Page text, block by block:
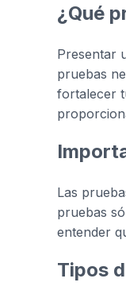
¿Qué
Presentar
pruebas
fortalecer
Las
pruebas
entender
Tipos